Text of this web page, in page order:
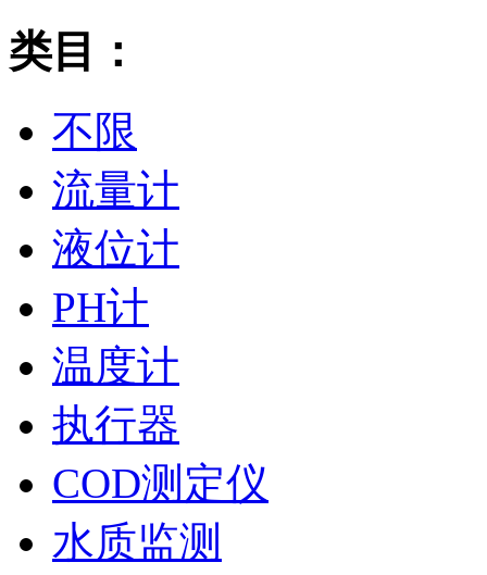
类目：
不限
流量计
液位计
PH计
温度计
执行器
COD测定仪
水质监测